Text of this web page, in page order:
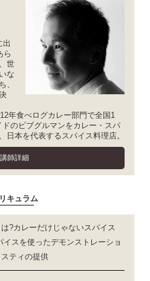
出
ら
世
な
、
年食べログカレー部門で全国1
のビブグルマンをカレー・スパ
日本を代表するスパイス料理店。
講師詳細
キュラム
?カレーだけじゃないスパイス
イスを使ったデモンストレーショ
ティの提供